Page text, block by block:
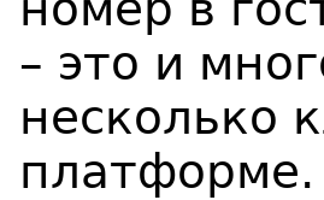
– это и
несколько
платформе.